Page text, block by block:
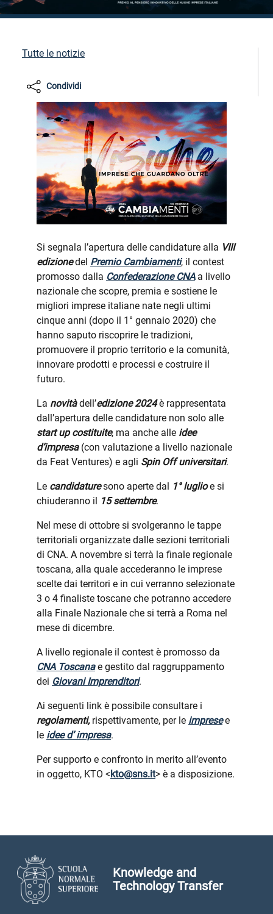
Tutte le notizie
Condividi
Si segnala l’apertura delle candidature alla VIII
edizionedel Premio Cambiamenti, il contest
promosso dalla Confederazione CNAa livello
nazionale che scopre, premia e sostiene le
migliori imprese italiane nate negli ultimi
cinque anni (dopo il 1° gennaio 2020) che
hanno saputo riscoprire le tradizioni,
promuovere il proprio territorio e la comunità,
innovare prodotti e processi e costruire il
futuro.
La novitàdell’edizione 2024è rappresentata
dall’apertura delle candidature non solo alle
start up costituite, ma anche alle idee
d’impresa(con valutazione a livello nazionale
da Feat Ventures) e agli Spin Off universitari.
Le candidaturesono aperte dal 1° luglio e si
chiuderanno il 15 settembre.
Nel mese di ottobre si svolgeranno le tappe
territoriali organizzate dalle sezioni territoriali
di CNA. A novembre si terrà la finale regionale
toscana, alla quale accederanno le imprese
scelte dai territori e in cui verranno selezionate
3 o 4 finaliste toscane che potranno accedere
alla Finale Nazionale che si terrà a Roma nel
mese di dicembre.
A livello regionale il contest è promosso da
CNA Toscanae gestito dal raggruppamento
dei Giovani Imprenditori.
Ai seguenti link è possibile consultare i
regolamenti, rispettivamente, per le impresee
le idee d’ impresa.
Per supporto e confronto in merito all’evento
in oggetto, KTO <kto@sns.it> è a disposizione.
Knowledge and
Technology Transfer